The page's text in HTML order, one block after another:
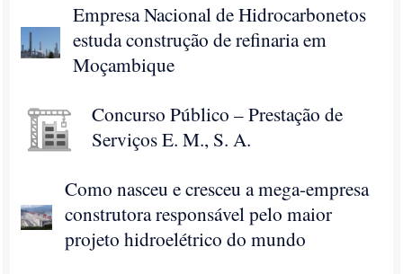
Empresa Nacional de Hidrocarbonetos
estuda construção de refinaria em
Moçambique
Concurso Público – Prestação de
Serviços E. M., S. A.
Como nasceu e cresceu a mega-empresa
construtora responsável pelo maior
projeto hidroelétrico do mundo